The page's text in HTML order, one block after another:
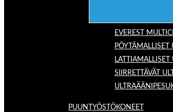
EVEREST
PÖYTÄMALLISET
LATTIAMALLISET
SIIRRETTÄVÄT
PUUNTYÖSTÖKONEET